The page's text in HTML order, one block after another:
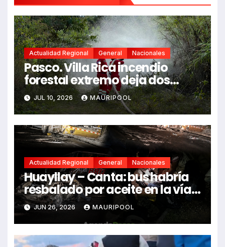
Actualidad Regional General Nacionales
Pasco. Villa Rica incendio
forestal extremo deja dos
fallecidos y heridos
JUL 10, 2026 MAURIPOOL
Actualidad Regional General Nacionales
Huayllay – Canta: bus habría
resbalado por aceite en la vía e
impactó auto siniestrado
dejando dos fallecidos
JUN 26, 2026 MAURIPOOL